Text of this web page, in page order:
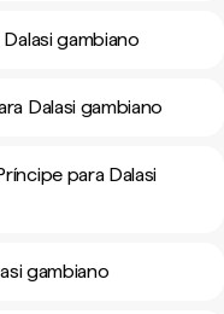
gambiano
Dalasi gambiano
para Dalasi
gambiano